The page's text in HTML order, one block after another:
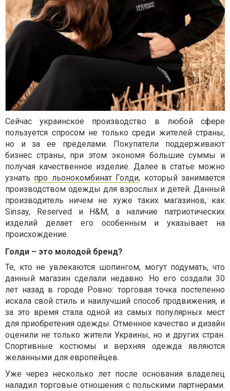
Сейчас украинское производство в любой сфере
пользуется спросом не только среди жителей страны,
но и за ее пределами. Покупатели поддерживают
бизнес страны, при этом экономя большие суммы и
получая качественное изделие. Далее в статье можно
узнать про льонокомбинат Голди, который занимается
производством одежды для взрослых и детей. Данный
производитель ничем не хуже таких магазинов, как
Sinsay, Reserved и H&M, а наличие патриотических
изделий делает его особенным и указывает на
происхождение.
Голди – это молодой бренд?
Те, кто не увлекаются шопингом, могут подумать, что
данный магазин сделали недавно. Но его создали 30
лет назад в городе Ровно: торговая точка постепенно
искала свой стиль и наилучший способ продвижения, и
за это время стала одной из самых популярных мест
для приобретения одежды. Отменное качество и дизайн
оценили не только жители Украины, но и других стран.
Спортивные костюмы и верхняя одежда являются
желанными для европейцев.
Уже через несколько лет после основания владелец
наладил торговые отношения с польскими партнерами.